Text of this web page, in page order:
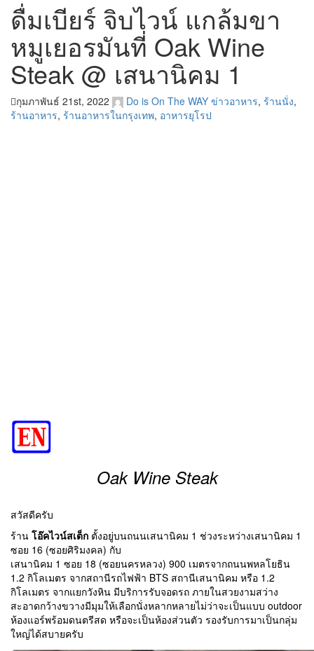
ดื่มเบียร์ จิบไวน์ แกล้มขา
หมูเยอรมันที่ Oak Wine
Steak @ เสนานิคม 1
กุมภาพันธ์ 21st, 2022 Do is On The WAY ข่าวอาหาร, ร้านนั่ง,
ร้านอาหาร, ร้านอาหารในกรุงเทพ, อาหารยุโรป
Oak Wine Steak
สวัสดีครับ
ร้าน โอ๊คไวน์สเต็ก ตั้งอยู่บนถนนเสนานิคม 1 ช่วงระหว่างเสนานิคม 1
ซอย 16 (ซอยศิริมงคล) กับ
เสนานิคม 1 ซอย 18 (ซอยนครหลวง) 900 เมตรจากถนนพหลโยธิน
1.2 กิโลเมตร จากสถานีรถไฟฟ้า BTS สถานีเสนานิคม หรือ 1.2
กิโลเมตร จากแยกวังหิน มีบริการรับจอดรถ ภายในสวยงามสว่าง
สะอาดกว้างขวางมีมุมให้เลือกนั่งหลากหลายไม่ว่าจะเป็นแบบ outdoor
ห้องแอร์พร้อมดนตรีสด หรือจะเป็นห้องส่วนตัว รองรับการมาเป็นกลุ่ม
ใหญ่ได้สบายครับ